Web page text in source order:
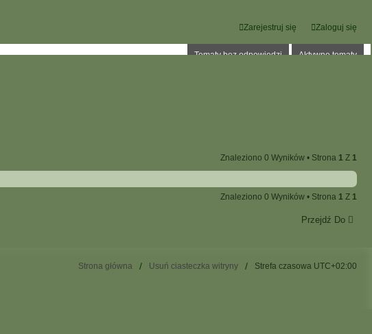
Zaloguj się
Zarejestruj się
Tematy bez odpowiedzi Aktywne tematy
Znaleziono 0 Wyników • Strona 1 Z 1
Znaleziono 0 Wyników • Strona 1 Z 1
Przejdź Do
Strona główna Usuń ciasteczka witryny Strefa czasowa UTC+02:00